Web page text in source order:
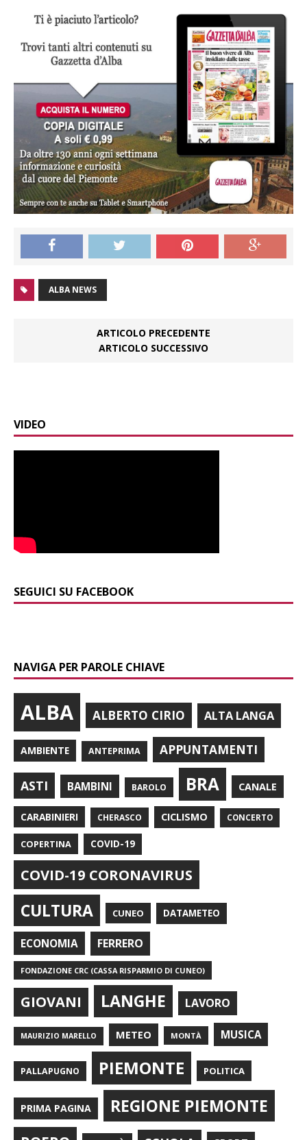
ALBA NEWS
ARTICOLO PRECEDENTE
ARTICOLO SUCCESSIVO
VIDEO
SEGUICI SU FACEBOOK
NAVIGA PER PAROLE CHIAVE
ALBA ALBERTO CIRIO ALTA LANGA
AMBIENTE ANTEPRIMA APPUNTAMENTI
ASTI BAMBINI BAROLO BRA CANALE
CARABINIERI CHERASCO CICLISMO CONCERTO
COPERTINA COVID-19
COVID-19 CORONAVIRUS
CULTURA CUNEO DATAMETEO
ECONOMIA FERRERO
FONDAZIONE CRC (CASSA RISPARMIO DI CUNEO)
GIOVANI LANGHE LAVORO
MAURIZIO MARELLO METEO MONTÀ MUSICA
PALLAPUGNO PIEMONTE POLITICA
PRIMA PAGINA REGIONE PIEMONTE